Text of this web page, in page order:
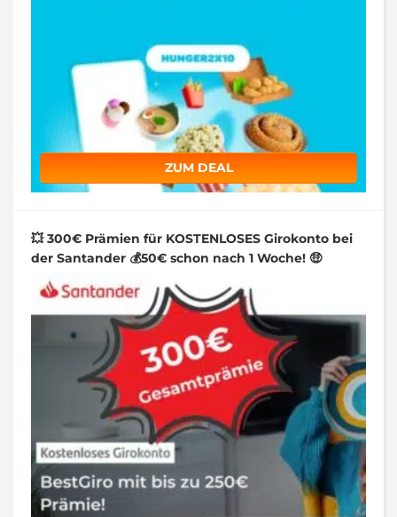
ZUM DEAL
💥 300€ Prämien für KOSTENLOSES Girokonto bei
der Santander 💰50€ schon nach 1 Woche! 🤑